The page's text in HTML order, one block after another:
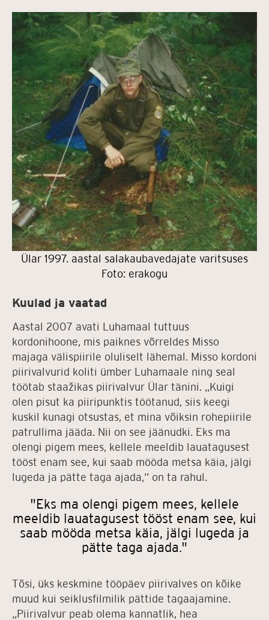
Ülar 1997. aastal salakaubavedajate varitsuses
Foto: erakogu
Kuulad ja vaatad
Aastal 2007 avati Luhamaal tuttuus
kordonihoone, mis paiknes võrreldes Misso
majaga välispiirile oluliselt lähemal. Misso kordoni
piirivalvurid koliti ümber Luhamaale ning seal
töötab staažikas piirivalvur Ülar tänini. „Kuigi
olen pisut ka piiripunktis töötanud, siis keegi
kuskil kunagi otsustas, et mina võiksin rohepiirile
patrullima jääda. Nii on see jäänudki. Eks ma
olengi pigem mees, kellele meeldib lauatagusest
tööst enam see, kui saab mööda metsa käia, jälgi
lugeda ja pätte taga ajada,“ on ta rahul.
"Eks ma olengi pigem mees, kellele
meeldib lauatagusest tööst enam see, kui
saab mööda metsa käia, jälgi lugeda ja
pätte taga ajada."
Tõsi, üks keskmine tööpäev piirivalves on kõike
muud kui seiklusfilmilik pättide tagaajamine.
„Piirivalvur peab olema kannatlik, hea